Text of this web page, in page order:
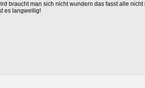
braucht man sich nicht wundern das fasst alle
es langweilig!